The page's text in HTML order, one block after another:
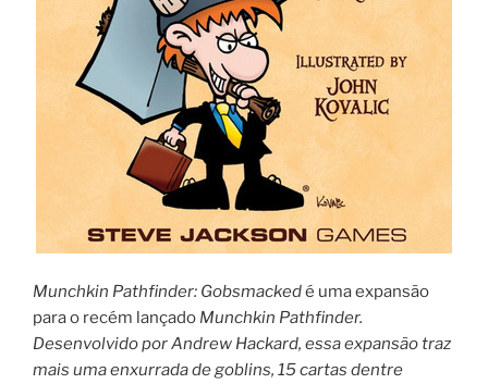
Munchkin Pathfinder: Gobsmackedé uma expansão
para o recém lançado Munchkin Pathfinder.
Desenvolvido por Andrew Hackard, essa expansão traz
mais uma enxurrada de goblins, 15 cartas dentre